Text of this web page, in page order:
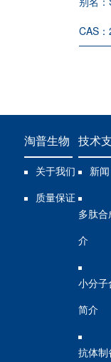
CAS：
淘普生物
关于我们
质量保证
技术
新闻
多肽合
介
小分子
简介
抗体制